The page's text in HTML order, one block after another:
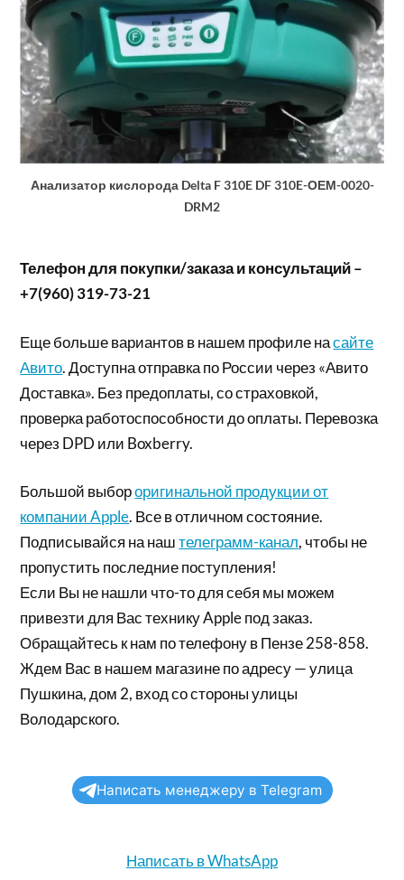
Анализатор кислорода Delta F 310E DF 310E-ОЕМ-0020-
DRM2
Телефон для покупки/заказа и консультаций –
+7(960) 319-73-21
Еще больше вариантов в нашем профиле насайте
Авито. Доступна отправка по России через «Авито
Доставка». Без предоплаты, со страховкой,
проверка работоспособности до оплаты. Перевозка
через DPD или Boxberry.
Большой выбороригинальной продукции от
компании Apple. Все в отличном состояние.
Подписывайся на наштелеграмм-канал, чтобы не
пропустить последние поступления!
Если Вы не нашли что-то для себя мы можем
привезти для Вас технику Apple под заказ.
Обращайтесь к нам по телефону в Пензе 258-858.
Ждем Вас в нашем магазине по адресу — улица
Пушкина, дом 2, вход со стороны улицы
Володарского.
Написать менеджеру в Telegram
Написать в WhatsApp